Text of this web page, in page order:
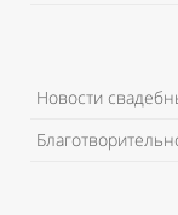
Новости